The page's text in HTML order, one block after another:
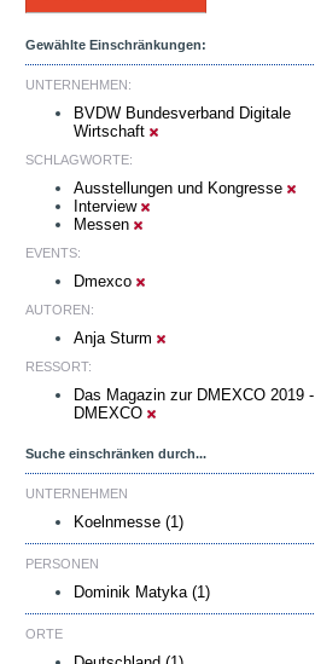
Gewählte Einschränkungen:
UNTERNEHMEN:
BVDW Bundesverband Digitale
Wirtschaft
SCHLAGWORTE:
Ausstellungen und Kongresse
Interview
Messen
EVENTS:
Dmexco
AUTOREN:
Anja Sturm
RESSORT:
Das Magazin zur DMEXCO 2019 -
DMEXCO
Suche einschränken durch...
UNTERNEHMEN
Koelnmesse (1)
PERSONEN
Dominik Matyka (1)
ORTE